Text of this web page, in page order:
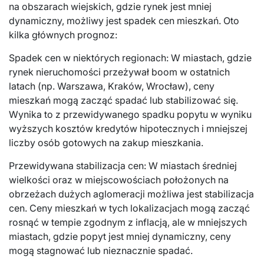
na obszarach wiejskich, gdzie rynek jest mniej
dynamiczny, możliwy jest spadek cen mieszkań. Oto
kilka głównych prognoz:
Spadek cen w niektórych regionach: W miastach, gdzie
rynek nieruchomości przeżywał boom w ostatnich
latach (np. Warszawa, Kraków, Wrocław), ceny
mieszkań mogą zacząć spadać lub stabilizować się.
Wynika to z przewidywanego spadku popytu w wyniku
wyższych kosztów kredytów hipotecznych i mniejszej
liczby osób gotowych na zakup mieszkania.
Przewidywana stabilizacja cen: W miastach średniej
wielkości oraz w miejscowościach położonych na
obrzeżach dużych aglomeracji możliwa jest stabilizacja
cen. Ceny mieszkań w tych lokalizacjach mogą zacząć
rosnąć w tempie zgodnym z inflacją, ale w mniejszych
miastach, gdzie popyt jest mniej dynamiczny, ceny
mogą stagnować lub nieznacznie spadać.